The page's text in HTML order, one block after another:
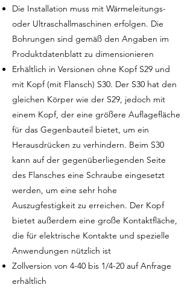
Die Installation muss mit Wärmeleitungs-
oder Ultraschallmaschinen erfolgen. Die
Bohrungen sind gemäß den Angaben im
Produktdatenblatt zu dimensionieren
Erhältlich in Versionen ohne Kopf S29 und
mit Kopf (mit Flansch) S30. Der S30 hat den
gleichen Körper wie der S29, jedoch mit
einem Kopf, der eine größere Auflagefläche
für das Gegenbauteil bietet, um ein
Herausdrücken zu verhindern. Beim S30
kann auf der gegenüberliegenden Seite
des Flansches eine Schraube eingesetzt
werden, um eine sehr hohe
Auszugfestigkeit zu erreichen. Der Kopf
bietet außerdem eine große Kontaktfläche,
die für elektrische Kontakte und spezielle
Anwendungen nützlich ist
Zollversion von 4-40 bis 1/4-20 auf Anfrage
erhältlich